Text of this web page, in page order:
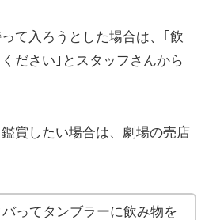
て入ろうとした場合は、｢飲
ださい｣とスタッフさんから
賞したい場合は、劇場の売店
ってタンブラーに飲み物を